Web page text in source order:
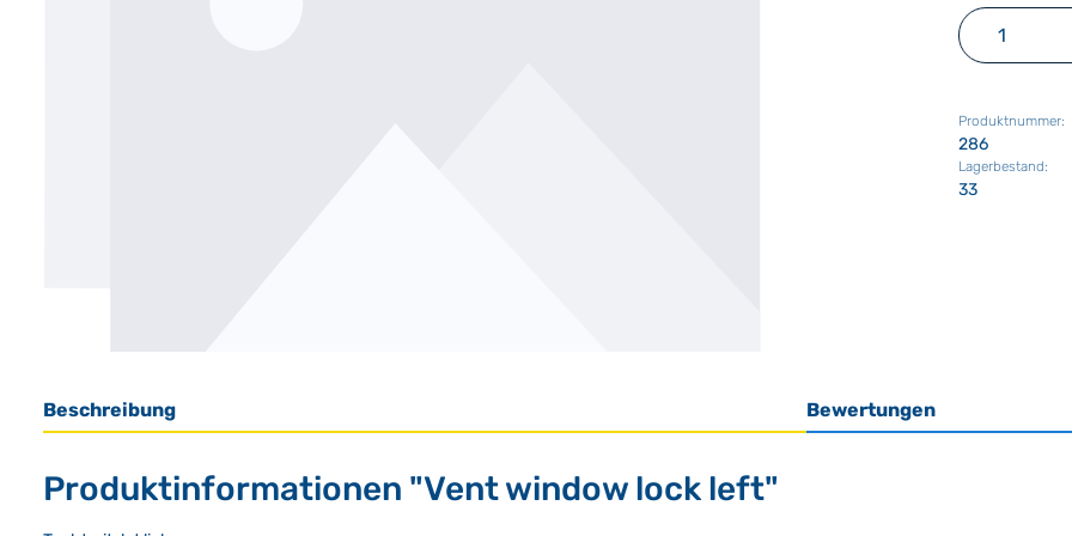
Produkt
Produktnummer:
286
Lagerbestand:
33
Beschreibung Bewertungen
Produktinformationen "Vent window lock left"